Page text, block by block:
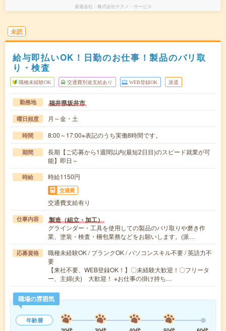
派遣会社 株式会社テクノ・サービス
未読
給与即払いOK！日勤のお仕事！製品のバリ取
り・検査
職種未経験OK 交通費別途支給あり WEB登録OK 派遣
勤務地 福井県坂井市
曜日頻度 月～金・土
時間 8:00～17:00※表記のうち実働8時間です。
期間
長期【ご応募から1週間以内(最短2日目)のスピード就業が可
能】即日～
時給 時給1150円
交通費
交通費支給有り
仕事内容 製造（組立・加工）
グラインダー・工具を使用しての製品のバリ取りや磨き作
業、塗装・検査・梱包業務などをお願いします。(派…
応募資格
職種未経験OK / ブランクOK / パソコンスキル不要 / 英語力不
要
【来社不要、WEB登録OK！】〇未経験大歓迎！〇フリータ
ー、主婦(夫) 大歓迎！ ※お仕事の掛け持ち…
職場の雰囲気
年齢層